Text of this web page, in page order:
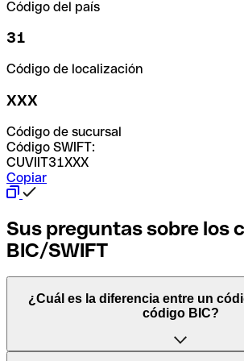
Código del país
31
Código de localización
XXX
Código de sucursal
Código SWIFT:
CUVIIT31XXX
Copiar
Sus preguntas sobre los
BIC/SWIFT
¿Cuál es la diferencia entre un
código BIC?